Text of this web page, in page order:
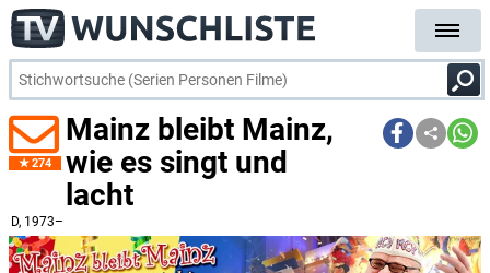
274
Mainz bleibt Mainz,
wie es singt und
lacht
D, 1973–